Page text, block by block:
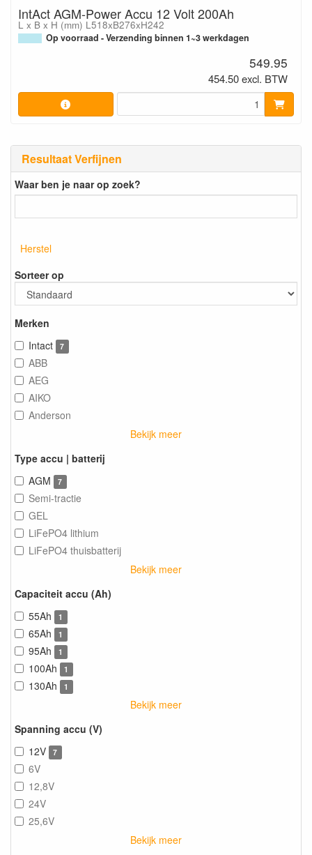
Resultaat Verfijnen
Waar ben je naar op zoek?
Herstel
Sorteer op
Merken
Intact
7
ABB
AEG
AIKO
Anderson
Bekijk meer
Type accu | batterij
AGM
7
Semi-tractie
GEL
LiFePO4 lithium
LiFePO4 thuisbatterij
Bekijk meer
Capaciteit accu (Ah)
55Ah
1
65Ah 1
95Ah 1
100Ah 1
130Ah 1
Bekijk meer
Spanning accu (V)
12V
7
6V
12,8V
24V
25,6V
Bekijk meer
IntAct AGM-Power Accu 12 Volt 200Ah
L x B x H (mm) L518xB276xH242
Op voorraad - Verzending binnen 1~3 werkdagen
549.95
454.50 excl. BTW